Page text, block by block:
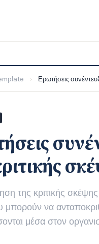
› Ερωτήσεις
της κριτικής
μπορούν να
μέσα στον